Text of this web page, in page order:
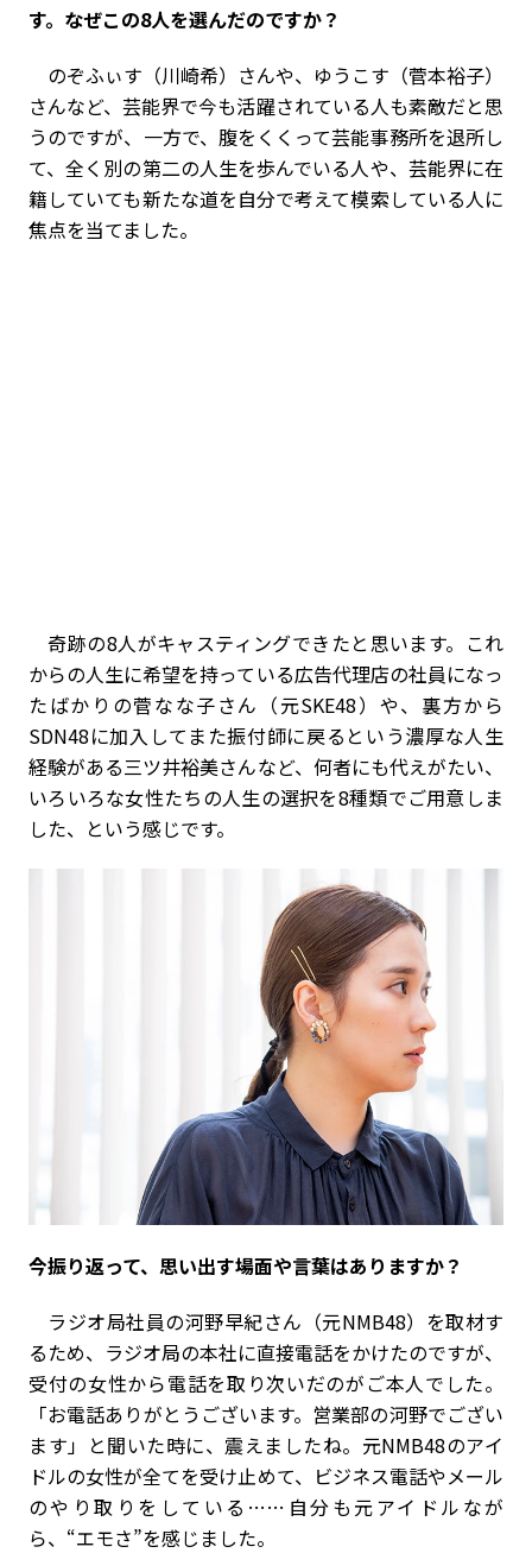
す。なぜこの8人を選んだのですか？
のぞふぃす（川崎希）さんや、ゆうこす（菅本裕子）
さんなど、芸能界で今も活躍されている人も素敵だと思
うのですが、一方で、腹をくくって芸能事務所を退所し
て、全く別の第二の人生を歩んでいる人や、芸能界に在
籍していても新たな道を自分で考えて模索している人に
焦点を当てました。
奇跡の8人がキャスティングできたと思います。これ
からの人生に希望を持っている広告代理店の社員になっ
たばかりの菅なな子さん（元SKE48）や、裏方から
SDN48に加入してまた振付師に戻るという濃厚な人生
経験がある三ツ井裕美さんなど、何者にも代えがたい、
いろいろな女性たちの人生の選択を8種類でご用意しま
した、という感じです。
――今振り返って、思い出す場面や言葉はありますか？
ラジオ局社員の河野早紀さん（元NMB48）を取材す
るため、ラジオ局の本社に直接電話をかけたのですが、
受付の女性から電話を取り次いだのがご本人でした。
「お電話ありがとうございます。営業部の河野でござい
ます」と聞いた時に、震えましたね。元NMB48のアイ
ドルの女性が全てを受け止めて、ビジネス電話やメール
のやり取りをしている……自分も元アイドルなが
ら、“エモさ”を感じました。